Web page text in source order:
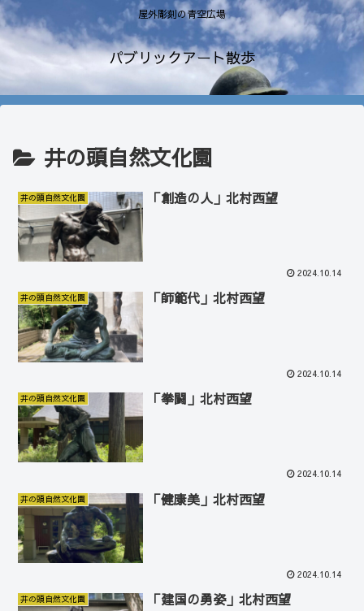
屋外彫刻の青空広場
パブリックアート散歩
井の頭自然文化園
井の頭自然文化園 「創造の人」北村西望
2024.10.14
井の頭自然文化園 「師範代」北村西望
2024.10.14
井の頭自然文化園 「拳闘」北村西望
2024.10.14
井の頭自然文化園 「健康美」北村西望
2024.10.14
井の頭自然文化園 「建国の勇姿」北村西望